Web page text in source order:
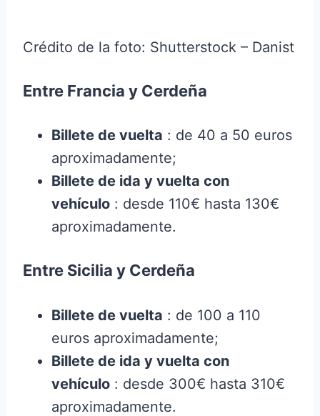
Crédito de la foto: Shutterstock – Danist
Entre Francia y Cerdeña
Billete de vuelta : de 40 a 50 euros
aproximadamente;
Billete de ida y vuelta con
vehículo : desde 110€ hasta 130€
aproximadamente.
Entre Sicilia y Cerdeña
Billete de vuelta : de 100 a 110
euros aproximadamente;
Billete de ida y vuelta con
vehículo : desde 300€ hasta 310€
aproximadamente.